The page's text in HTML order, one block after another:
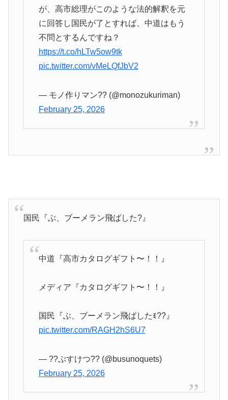
が、高市総理がこのような法的解釈を元
に回答し国民が了とすれば、中道はもう
不問とするんですね？
https://t.co/hLTw5ow9tk
pic.twitter.com/vMeLQfJbV2
— モノ作りマン?? (@monozukuriman)
February 25, 2026
国民『ぶ、ブーメラン飛ばした?』
中道『高市カタログギフト〜！！』
メディア『カタログギフト〜！！』
国民『ぶ、ブーメラン飛ばしたꉂ??』
pic.twitter.com/RAGH2hS6U7
— ??ぷすけつ?? (@busunoquets)
February 25, 2026